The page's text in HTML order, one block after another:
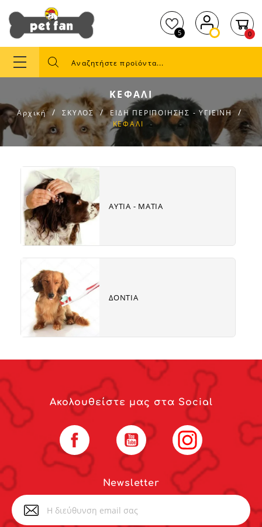
5 0
ΚΕΦΑΛΙ
Αρχική ΣΚΥΛΟΣ
ΕΙΔΗ ΠΕΡΙΠΟΙΗΣΗΣ - ΥΓΙΕΙΝΗ
ΚΕΦΑΛΙ
ΑΥΤΙΑ - ΜΑΤΙΑ
ΔΟΝΤΙΑ
Newsletter
Ακολουθείστε μας στα Social
Facebook YouTube Instagram